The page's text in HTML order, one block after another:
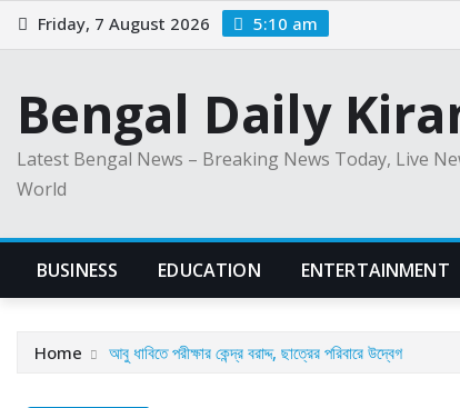
Skip
to
Friday, 7 August 2026 5:10 am
Bengal Daily
Latest Bengal News – Breaking News Today, Live
World
BUSINESS EDUCATION ENTERTAINMENT
Home আবু ধাবিতে পরীক্ষার কেন্দ্র বরাদ্দ, ছাত্রের পরিবারে উদ্বেগ